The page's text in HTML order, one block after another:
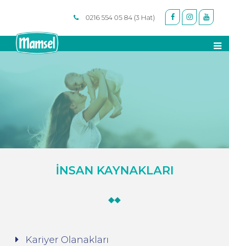
0216 554 05 84 (3 Hat)
İNSAN KAYNAKLARI
Kariyer Olanakları